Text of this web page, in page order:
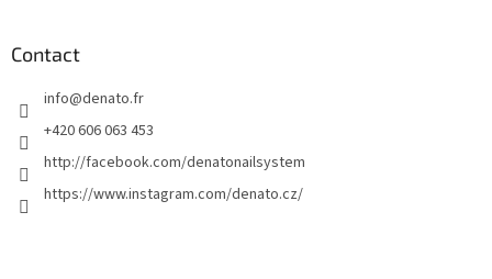
Contact
info@denato.fr
+420 606 063 453
http://facebook.com/denatonailsystem
https://www.instagram.com/denato.cz/